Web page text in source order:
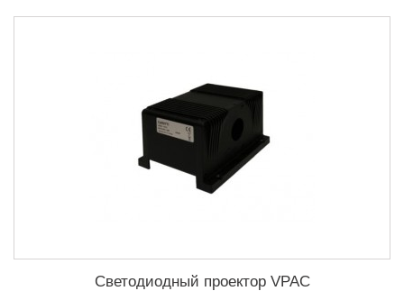
Светодиодный проектор VPAC